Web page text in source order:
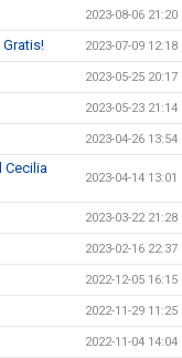
2023-08-06 21:20
Gratis! 2023-07-09 12:18
2023-05-25 20:17
2023-05-23 21:14
2023-04-26 13:54
Cecilia
2023-04-14 13:01
2023-03-22 21:28
2023-02-16 22:37
2022-12-05 16:15
2022-11-29 11:25
2022-11-04 14:04